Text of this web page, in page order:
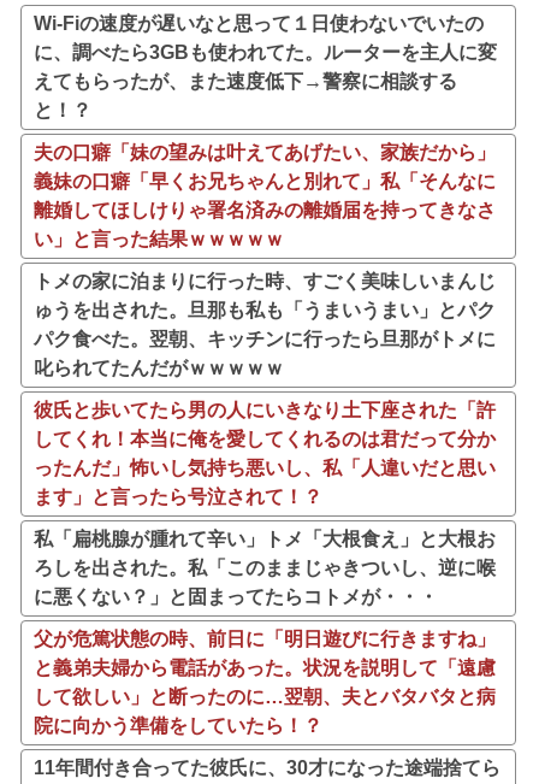
Wi-Fiの速度が遅いなと思って１日使わないでいたの
に、調べたら3GBも使われてた。ルーターを主人に変
えてもらったが、また速度低下→警察に相談する
と！？
夫の口癖「妹の望みは叶えてあげたい、家族だから」
義妹の口癖「早くお兄ちゃんと別れて」私「そんなに
離婚してほしけりゃ署名済みの離婚届を持ってきなさ
い」と言った結果ｗｗｗｗｗ
トメの家に泊まりに行った時、すごく美味しいまんじ
ゅうを出された。旦那も私も「うまいうまい」とパク
パク食べた。翌朝、キッチンに行ったら旦那がトメに
叱られてたんだがｗｗｗｗｗ
彼氏と歩いてたら男の人にいきなり土下座された「許
してくれ！本当に俺を愛してくれるのは君だって分か
ったんだ」怖いし気持ち悪いし、私「人違いだと思い
ます」と言ったら号泣されて！？
私「扁桃腺が腫れて辛い」トメ「大根食え」と大根お
ろしを出された。私「このままじゃきついし、逆に喉
に悪くない？」と固まってたらコトメが・・・
父が危篤状態の時、前日に「明日遊びに行きますね」
と義弟夫婦から電話があった。状況を説明して「遠慮
して欲しい」と断ったのに…翌朝、夫とバタバタと病
院に向かう準備をしていたら！？
11年間付き合ってた彼氏に、30才になった途端捨てら